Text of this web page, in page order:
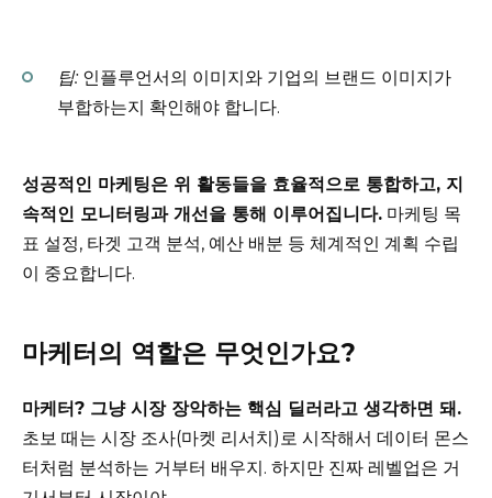
팁:인플루언서의 이미지와 기업의 브랜드 이미지가
부합하는지 확인해야 합니다.
성공적인 마케팅은 위 활동들을 효율적으로 통합하고, 지
속적인 모니터링과 개선을 통해 이루어집니다. 마케팅 목
표 설정, 타겟 고객 분석, 예산 배분 등 체계적인 계획 수립
이 중요합니다.
마케터의 역할은 무엇인가요?
마케터? 그냥 시장 장악하는 핵심 딜러라고 생각하면 돼.
초보 때는 시장 조사(마켓 리서치)로 시작해서 데이터 몬스
터처럼 분석하는 거부터 배우지. 하지만 진짜 레벨업은 거